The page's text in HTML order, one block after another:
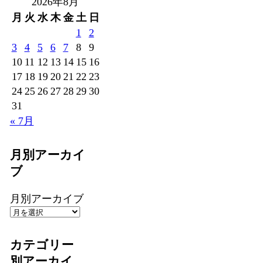
月 火 水 木 金 土 日
1
2
3
4 5 6 7 8
9
10 11 12 13 14 15 16
17 18 19 20 21 22 23
24 25 26 27 28 29 30
31
« 7月
月別アーカイ
ブ
月別アーカイブ
カテゴリー